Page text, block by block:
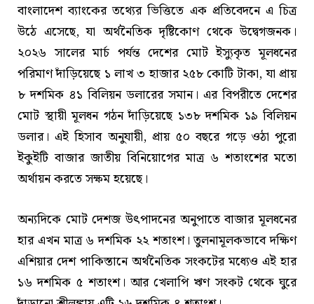
বাংলাদেশ ব্যাংকের তথ্যের ভিত্তিতে এক প্রতিবেদনে এ চিত্র
উঠে এসেছে, যা অর্থনৈতিক দৃষ্টিকোণ থেকে উদ্বেগজনক।
২০২৬ সালের মার্চ পর্যন্ত দেশের মোট ইস্যুকৃত মূলধনের
পরিমাণ দাঁড়িয়েছে ১ লাখ ৩ হাজার ২৫৮ কোটি টাকা, যা প্রায়
৮ দশমিক ৪১ বিলিয়ন ডলারের সমান। এর বিপরীতে দেশের
মোট স্থায়ী মূলধন গঠন দাঁড়িয়েছে ১৩৮ দশমিক ১৯ বিলিয়ন
ডলার। এই হিসাব অনুযায়ী, প্রায় ৫০ বছরে গড়ে ওঠা পুরো
ইকুইটি বাজার জাতীয় বিনিয়োগের মাত্র ৬ শতাংশের মতো
অর্থায়ন করতে সক্ষম হয়েছে।
অন্যদিকে মোট দেশজ উৎপাদনের অনুপাতে বাজার মূলধনের
হার এখন মাত্র ৬ দশমিক ২২ শতাংশ। তুলনামূলকভাবে দক্ষিণ
এশিয়ার দেশ পাকিস্তানে অর্থনৈতিক সংকটের মধ্যেও এই হার
১৬ দশমিক ৫ শতাংশ। আর খেলাপি ঋণ সংকট থেকে ঘুরে